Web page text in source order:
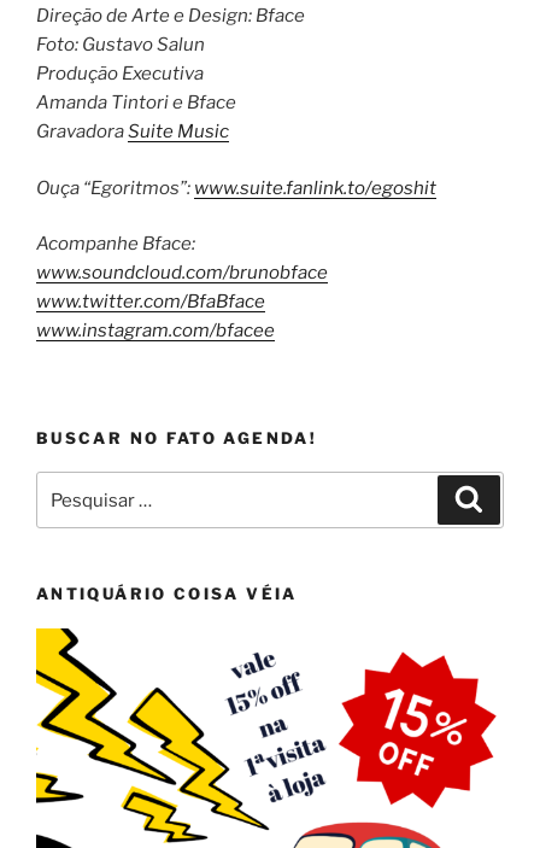
Direção de Arte e Design: Bface
Foto: Gustavo Salun
Produção Executiva
Amanda Tintori e Bface
GravadoraSuite Music
Ouça “Egoritmos”: www.suite.fanlink.to/egoshit
Acompanhe Bface:
www.soundcloud.com/brunobface
www.twitter.com/BfaBface
www.instagram.com/bfacee
BUSCAR NO FATO AGENDA!
por:
ANTIQUÁRIO COISA VÉIA